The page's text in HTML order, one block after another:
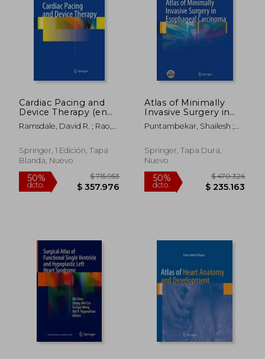
dcto. dcto.
50% $ 482.667
$ 241.333
50%
dcto. $
Cardiac Pacing and
Device Therapy (en
Inglés)
Ramsdale, David R. ; Rao,
Springer, 1 Edición, Tapa
Blanda, Nuevo
Atlas of Minimally
Invasive Surgery in
Esophageal
Carcinoma (en Inglés)
Puntambekar, Shailesh ;
Springer, Tapa Dura,
Nuevo